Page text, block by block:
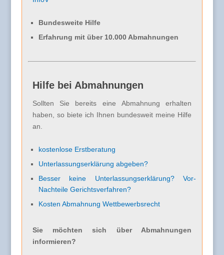
Bundesweite Hilfe
Erfahrung mit über 10.000 Abmahnungen
Hilfe bei Abmahnungen
Sollten Sie bereits eine Abmahnung erhalten
haben, so biete ich Ihnen bundesweit meine Hilfe
an.
kostenlose Erstberatung
Unterlassungserklärung abgeben?
Besser keine Unterlassungserklärung? Vor-
Nachteile Gerichtsverfahren?
Kosten Abmahnung Wettbewerbsrecht
Sie möchten sich über Abmahnungen
informieren?